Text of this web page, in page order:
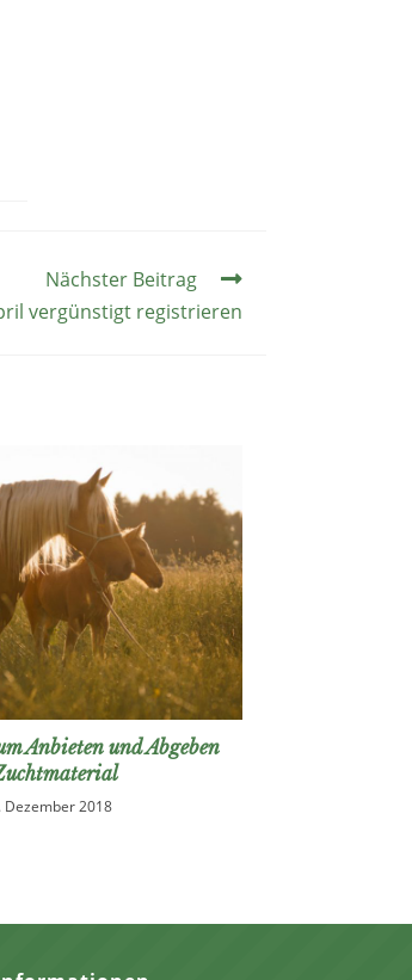
Nächster Beitrag
vergünstigt registrieren
Anbieten und Abgeben
Dezember 2018